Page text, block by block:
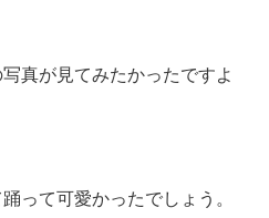
真が見てみたかったですよ
って可愛かったでしょう。